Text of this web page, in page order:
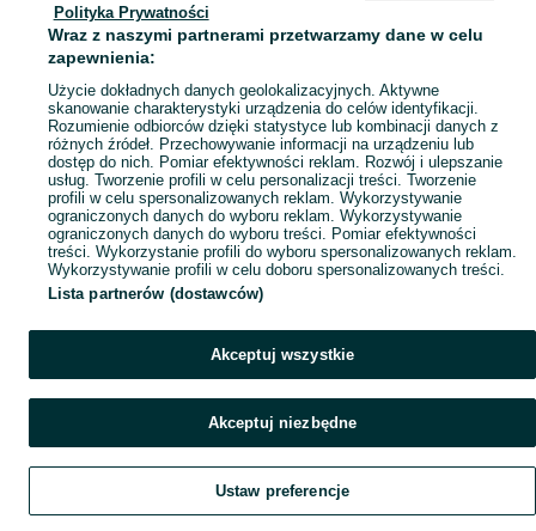
Mapa ministron
Popularne wyszukiwania
Szukaj Obserwujesz Dodaj Czat Konto
Polityka Prywatności
Wraz z naszymi partnerami przetwarzamy dane w celu
zapewnienia:
Użycie dokładnych danych geolokalizacyjnych. Aktywne
skanowanie charakterystyki urządzenia do celów identyfikacji.
Rozumienie odbiorców dzięki statystyce lub kombinacji danych z
różnych źródeł. Przechowywanie informacji na urządzeniu lub
dostęp do nich. Pomiar efektywności reklam. Rozwój i ulepszanie
usług. Tworzenie profili w celu personalizacji treści. Tworzenie
profili w celu spersonalizowanych reklam. Wykorzystywanie
ograniczonych danych do wyboru reklam. Wykorzystywanie
ograniczonych danych do wyboru treści. Pomiar efektywności
treści. Wykorzystanie profili do wyboru spersonalizowanych reklam.
Wykorzystywanie profili w celu doboru spersonalizowanych treści.
Lista partnerów (dostawców)
Akceptuj wszystkie
Akceptuj niezbędne
Ustaw preferencje